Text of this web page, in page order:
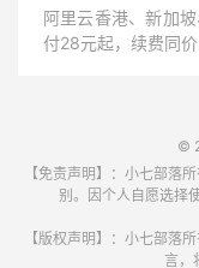
阿里云香港、新加
付28元起，续费同价
©
【免责声明】：小七部落
别。因个人自愿选择
【版权声明】：小七部落
言，